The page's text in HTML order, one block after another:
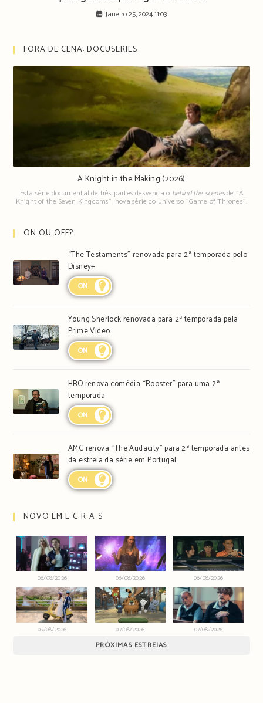
Janeiro 25, 2024 11:03
FORA DE CENA: DOCUSERIES
A Knight in the Making (2026)
Esta série documental de três partes desvenda o behind the scenesde "A
Knight of the Seven Kingdoms", nova série do universo "Game of Thrones".
ON OU OFF?
“The Testaments” renovada para 2ª temporada pelo
Disney+
ON
Young Sherlock renovada para 2ª temporada pela
Prime Video
ON
HBO renova comédia “Rooster” para uma 2ª
temporada
ON
AMC renova “The Audacity” para 2ª temporada antes
da estreia da série em Portugal
ON
NOVO EM E∙C∙R∙Ã∙S
06/08/2026 06/08/2026 06/08/2026
07/08/2026 07/08/2026 07/08/2026
PRÓXIMAS ESTREIAS